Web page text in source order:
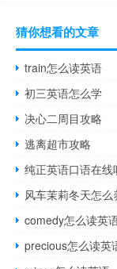
猜你想看的文章
train怎么读英语
初三英语怎么学
决心二周目攻略
逃离超市攻略
纯正英语口语在线
风车茉莉冬天怎么
comedy怎么读英
precious怎么读英